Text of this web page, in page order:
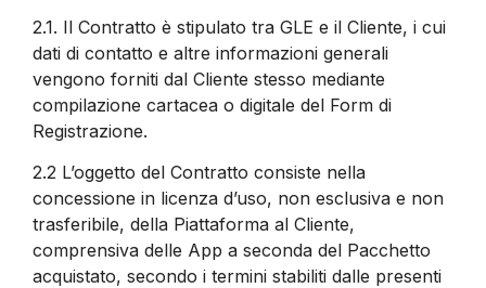
2.1. Il Contratto è stipulato tra GLE e il Cliente, i cui
dati di contatto e altre informazioni generali
vengono forniti dal Cliente stesso mediante
compilazione cartacea o digitale del Form di
Registrazione.
2.2 L’oggetto del Contratto consiste nella
concessione in licenza d’uso, non esclusiva e non
trasferibile, della Piattaforma al Cliente,
comprensiva delle App a seconda del Pacchetto
acquistato, secondo i termini stabiliti dalle presenti